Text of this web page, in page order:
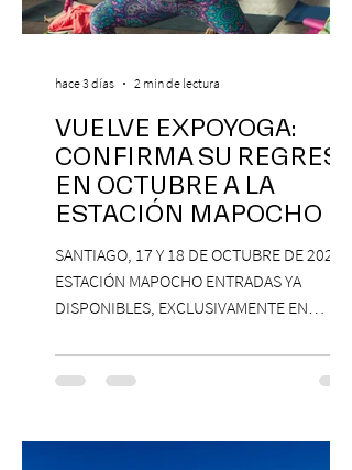
VUELVE EXPOYOGA:
CONFIRMA SU REGRESO
EN OCTUBRE A LA
ESTACIÓN MAPOCHO
SANTIAGO, 17 Y 18 DE OCTUBRE DE 2026,
ESTACIÓN MAPOCHO ENTRADAS YA
DISPONIBLES, EXCLUSIVAMENTE EN
con una edición renovada que reunirá
yoga, bienestar y vida consciente, con la
Antonella Orsini, Yoga Woman y más
hace 3 días 2 min de lectura